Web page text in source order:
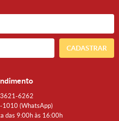
CADASTRAR
3621-6262
1010 (WhatsApp)
das 9:00h às 16:00h